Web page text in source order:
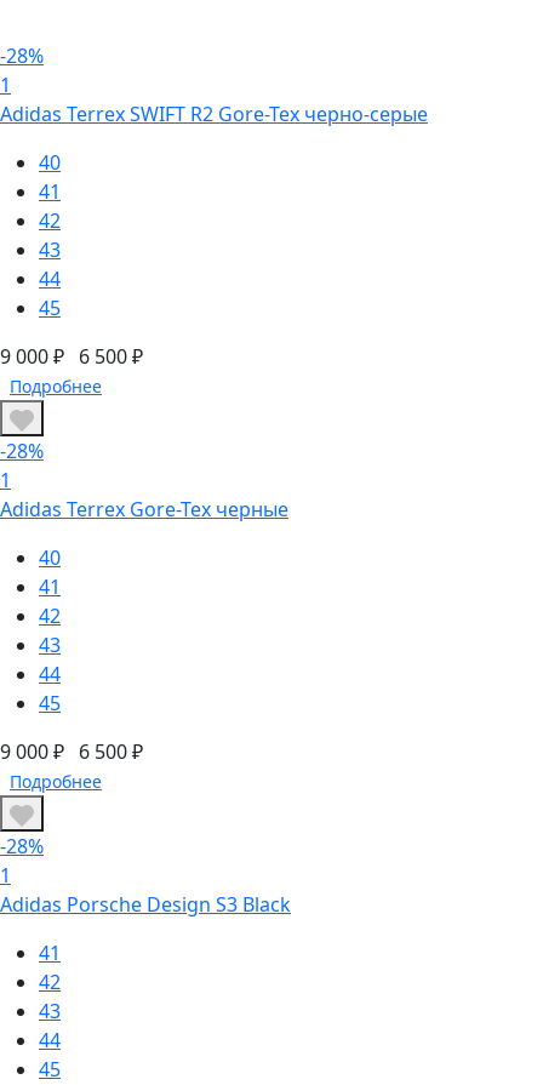
-28%
1
Adidas Terrex SWIFT R2 Gore-Tex черно-серые
40
41
42
43
44
45
9 000 ₽ 6 500 ₽
Подробнее
-28%
1
Adidas Terrex Gore-Tex черные
40
41
42
43
44
45
9 000 ₽ 6 500 ₽
Подробнее
-28%
1
Adidas Porsche Design S3 Black
41
42
43
44
45